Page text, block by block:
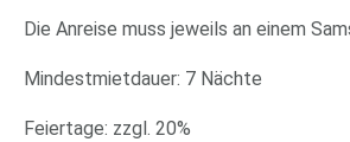
Die Anreise muss jeweils an einem
Mindestmietdauer: 7 Nächte
Feiertage: zzgl. 20%